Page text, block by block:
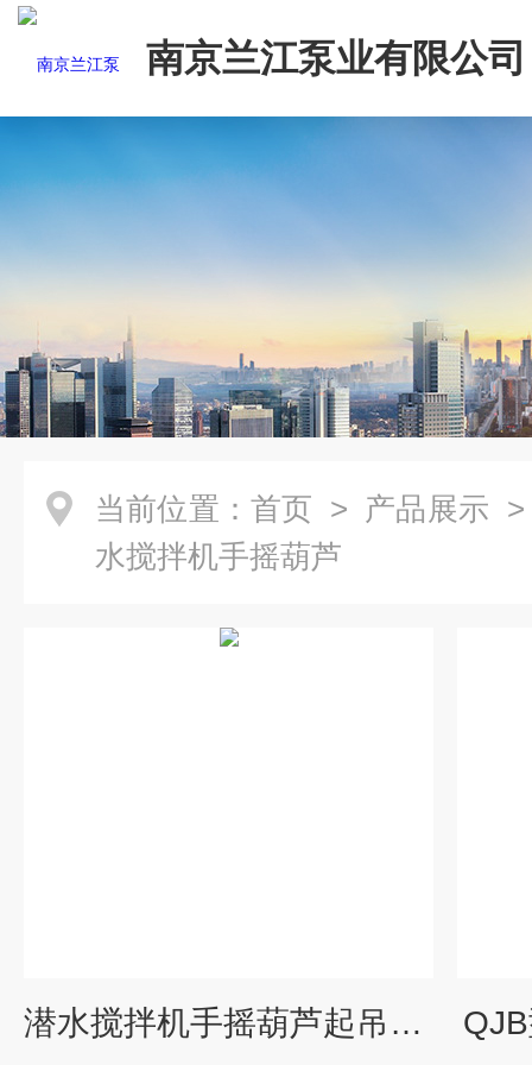
南京兰江泵业有限公司
当前位置： 首页 > 产品展示
水搅拌机手摇葫芦
潜水搅拌机手摇葫芦起吊重量